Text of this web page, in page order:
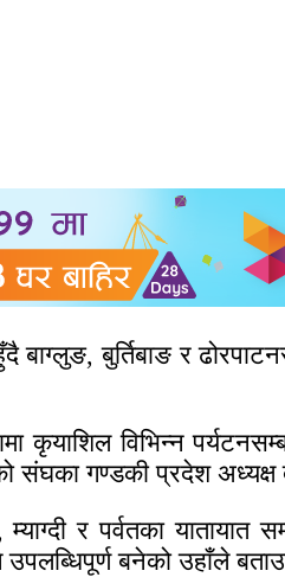
बुर्तिबाङ र
विभिन्न
गण्डकी प्रदेश अध्यक्ष
र पर्वतका यातायात
बनेको उहाँले